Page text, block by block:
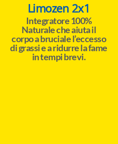
Limozen 2x1
Integratore 100%
Naturale che aiuta il
corpo a bruciale l’eccesso
di grassi e a ridurre la fame
in tempi brevi.